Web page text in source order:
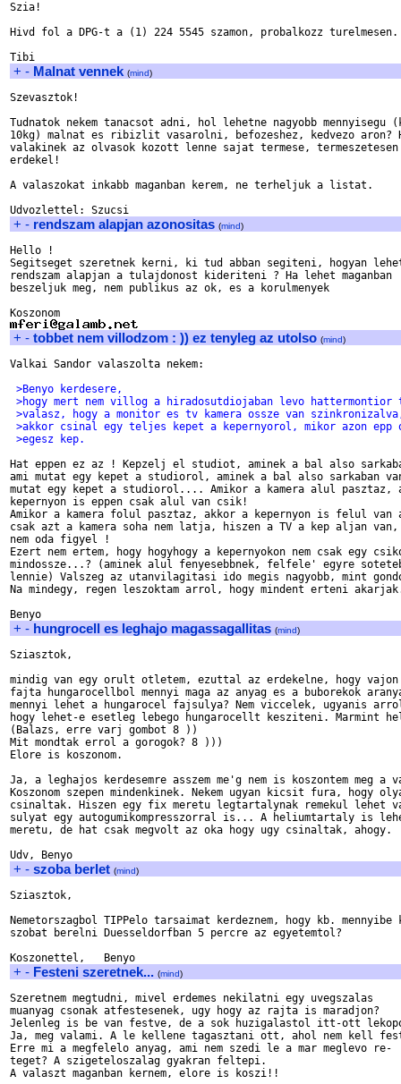
Szia!
Hivd fol a DPG-t a (1) 224 5545 szamon, probalkozz turelmesen.
+ - Malnat vennek (mind)
Szevasztok!
Tudnatok nekem tanacsot adni, hol lehetne nagyobb mennyisegu
10kg) malnat es ribizlit vasarolni, befozeshez, kedvezo aron?
valakinek az olvasok kozott lenne sajat termese,
erdekel!
A valaszokat inkabb maganban kerem, ne terheljuk a listat.
+ - rendszam alapjan azonositas (mind)
Hello !
Segitseget szeretnek kerni, ki tud abban segiteni, hogyan
rendszam alapjan a tulajdonost kideriteni ? Ha lehet maganban
beszeljuk meg, nem publikus az ok, es a korulmenyek
+ - tobbet nem villodzom : )) ez tenyleg az utolso (mind)
Valkai Sandor valaszolta nekem:
>Benyo kerdesere,
>hogy mert nem villog a hiradosutdiojaban levo
>valasz, hogy a monitor es tv kamera ossze van
>akkor csinal egy teljes kepet a kepernyorol, mikor azon epp
>egesz kep.
Hat eppen ez az ! Kepzelj el studiot, aminek a bal also
ami mutat egy kepet a studiorol, aminek a bal also sarkaban
mutat egy kepet a studiorol.... Amikor a kamera alul pasztaz,
kepernyon is eppen csak alul van csik!
Amikor a kamera folul pasztaz, akkor a kepernyon is felul van
csak azt a kamera soha nem latja, hiszen a TV a kep aljan van,
nem oda figyel !
Ezert nem ertem, hogy hogyhogy a kepernyokon nem csak egy
mindossze...? (aminek alul fenyesebbnek, felfele' egyre
lennie) Valszeg az utanvilagitasi ido megis nagyobb, mint
Na mindegy, regen leszoktam arrol, hogy mindent erteni
+ - hungrocell es leghajo magassagallitas (mind)
Sziasztok,
mindig van egy orult otletem, ezuttal az erdekelne, hogy vajon
fajta hungarocellbol mennyi maga az anyag es a buborekok
mennyi lehet a hungarocel fajsulya? Nem viccelek, ugyanis
hogy lehet-e esetleg lebego hungarocellt kesziteni. Marmint
(Balazs, erre varj gombot 8 ))
Mit mondtak errol a gorogok? 8 )))
Elore is koszonom.
Ja, a leghajos kerdesemre asszem me'g nem is koszontem meg a
Koszonom szepen mindenkinek. Nekem ugyan kicsit fura, hogy
csinaltak. Hiszen egy fix meretu legtartalynak remekul lehet
sulyat egy autogumikompresszorral is... A heliumtartaly is
meretu, de hat csak megvolt az oka hogy ugy csinaltak, ahogy.
+ - szoba berlet (mind)
Sziasztok,
Nemetorszagbol TIPPelo tarsaimat kerdeznem, hogy kb.
szobat berelni Duesseldorfban 5 percre az egyetemtol?
+ - Festeni szeretnek... (mind)
Szeretnem megtudni, mivel erdemes nekilatni egy uvegszalas
muanyag csonak atfestesenek, ugy hogy az rajta is maradjon?
Jelenleg is be van festve, de a sok huzigalastol itt-ott
Ja, meg valami. A le kellene tagasztani ott, ahol nem kell
Erre mi a megfelelo anyag, ami nem szedi le a mar meglevo re-
teget? A szigeteloszalag gyakran feltepi.
A valaszt maganban kernem, elore is koszi!!